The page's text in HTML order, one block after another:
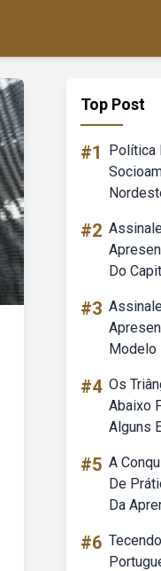
Top Post
#1
Política
#2
Do
#3
Modelo
#4 Os
Abaixo
Alguns
#5 A
De
Da
#6